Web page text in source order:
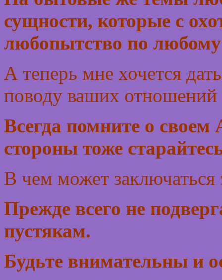
сущности, которые с
любопытство по любому
А теперь мне хочется
поводу ваших
Всегда помните о своем
стороны тоже
В чем может
Прежде всего не
пустякам.
Будьте внимательны и